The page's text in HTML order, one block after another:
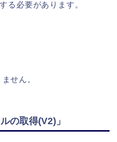
る必要があります。
せん。
の取得(V2)」